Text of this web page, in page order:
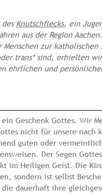
des Knutschflecks, ein
aus der Region
Menschen zur
trans* sind, erhielten
ehrlichen und
Geschenk Gottes. Wir
nicht für unsere nach
guten oder
Der Segen
im Heiligen Geist. Die
sondern ist selbst
die dauerhaft ihre